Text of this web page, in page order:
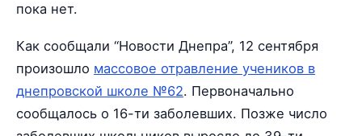
пока нет.
Как сообщали “Новости Днепра”, 12 сентября
произошло массовое отравление учеников в
днепровской школе №62. Первоначально
сообщалось о 16-ти заболевших. Позже число